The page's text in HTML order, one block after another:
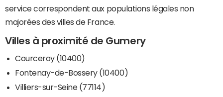
service correspondent aux populations légales non
majorées des villes de France.
Villes à proximité de Gumery
Courceroy (10400)
Fontenay-de-Bossery (10400)
Villiers-sur-Seine (77114)